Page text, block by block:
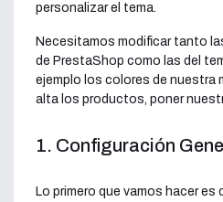
personalizar el tema.
Necesitamos modificar tanto
de PrestaShop como las del
ejemplo los colores de nuestra
alta los productos, poner
1. Configuración
Lo primero que vamos hacer es